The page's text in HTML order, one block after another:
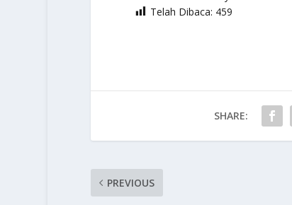
Telah Dibaca: 459
SHARE:
PREVIOUS